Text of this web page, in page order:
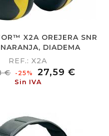
X2A OREJERA SNR
DIADEMA
REF.: X2A
€ -25% Precio
27,59 €
Sin IVA